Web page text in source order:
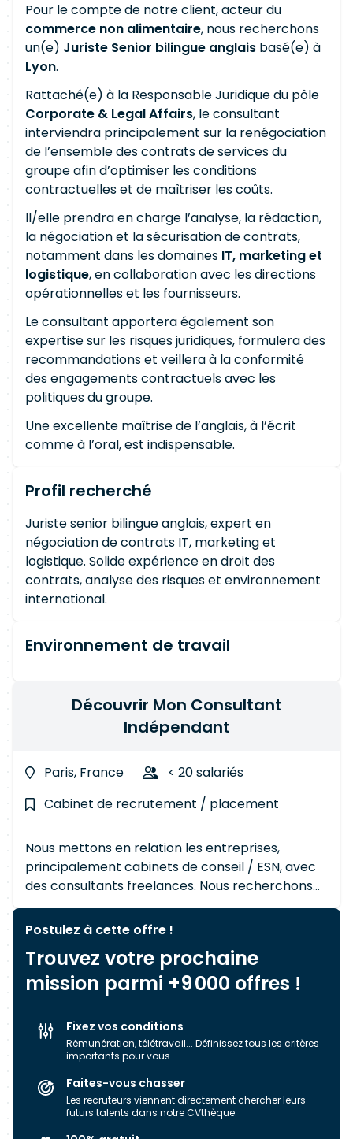
Pour le compte de notre client, acteur du
commerce non alimentaire, nous recherchons
un(e) Juriste Senior bilingue anglais basé(e) à
Lyon.
Rattaché(e) à la Responsable Juridique du pôle
Corporate & Legal Affairs, le consultant
interviendra principalement sur la renégociation
de l’ensemble des contrats de services du
groupe afin d’optimiser les conditions
contractuelles et de maîtriser les coûts.
Il/elle prendra en charge l’analyse, la rédaction,
la négociation et la sécurisation de contrats,
notamment dans les domaines IT, marketing et
logistique, en collaboration avec les directions
opérationnelles et les fournisseurs.
Le consultant apportera également son
expertise sur les risques juridiques, formulera des
recommandations et veillera à la conformité
des engagements contractuels avec les
politiques du groupe.
Une excellente maîtrise de l’anglais, à l’écrit
comme à l’oral, est indispensable.
Profil recherché
Juriste senior bilingue anglais, expert en
négociation de contrats IT, marketing et
logistique. Solide expérience en droit des
contrats, analyse des risques et environnement
international.
Environnement de travail
Découvrir Mon Consultant
Indépendant
Paris, France
< 20 salariés
Cabinet de recrutement / placement
Nous mettons en relation les entreprises,
principalement cabinets de conseil / ESN, avec
des consultants freelances. Nous recherchons
des profils en permanence donc n'hésitez pas à
nous écrire à contact@mon-consultant-
Postulez à cette offre !
Trouvez votre prochaine
mission parmi +9 000 offres !
Fixez vos conditions
Rémunération, télétravail... Définissez tous les critères
importants pour vous.
Faites-vous chasser
Les recruteurs viennent directement chercher leurs
futurs talents dans notre CVthèque.